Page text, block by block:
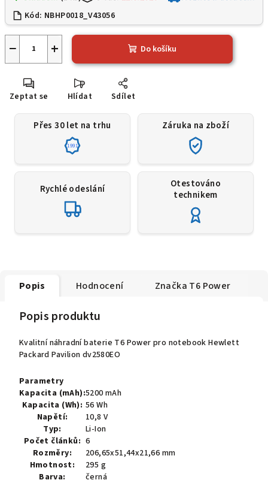
Kód: NBHP0018_V43056
+
− Do košíku
Zeptat se Hlídat Sdílet
Přes 30 let na trhu
1991
Záruka na zboží
Rychlé odeslání
Otestováno
technikem
Popis Hodnocení Značka T6 Power
Popis produktu
Kvalitní náhradní baterie T6 Power pro notebook Hewlett
Packard Pavilion dv2580EO
Parametry
Kapacita (mAh):5200 mAh
Kapacita (Wh): 56 Wh
Napětí:
10,8 V
Typ:
Li-Ion
Počet článků: 6
Rozměry:
206,65x51,44x21,66 mm
Hmotnost:
295 g
Barva:
černá